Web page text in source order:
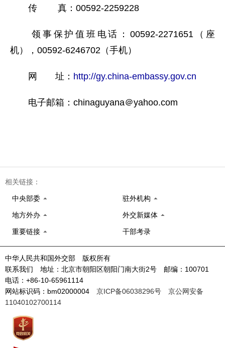
传 真：00592-2259228
领事保护值班电话：00592-2271651（座
机），00592-6246702（手机）
网 址： http://gy.china-embassy.gov.cn
电子邮箱：chinaguyana＠yahoo.com
相关链接：
中央部委 驻外机构
地方外办 外交新媒体
重要链接 干部考录
中华人民共和国外交部 版权所有
联系我们 地址：北京市朝阳区朝阳门南大街2号 邮编：100701
电话：+86-10-65961114
网站标识码：bm02000004 京ICP备06038296号
京公网安备
11040102700114